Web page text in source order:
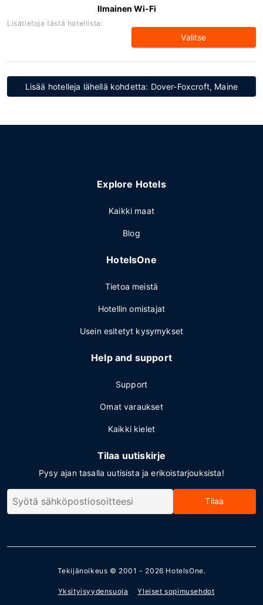
Ilmainen Wi-Fi
Lisätietoja tästä hotellista:
Valitse
Lisää hotelleja lähellä kohdetta: Dover-Foxcroft, Maine
Explore Hotels
Kaikki maat
Blog
HotelsOne
Tietoa meistä
Hotellin omistajat
Usein esitetyt kysymykset
Help and support
Support
Omat varaukset
Kaikki kielet
Tilaa uutiskirje
Pysy ajan tasalla uutisista ja erikoistarjouksista!
Tilaa
Tekijänoikeus © 2001 - 2026 HotelsOne.
Yksityisyydensuoja Yleiset sopimusehdot